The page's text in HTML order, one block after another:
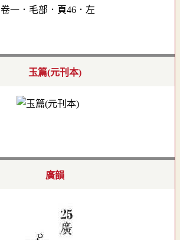
卷一．毛部．頁46．左
玉篇(元刊本)
廣韻